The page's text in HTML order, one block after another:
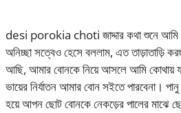
desi porokia choti জাদ্দার কথা শুনে আমি
অনিচ্ছা সত্বেও হেসে বললাম, এত তাড়াতাড়ি
আছি, আমার বোনকে নিয়ে আসলে আমি কোথায়
ভায়ের নির্যাতন আমার বোন সইতে পারবেনা।
হয়ে আপন ছোট বোনকে নেকড়ের পালের মাঝে